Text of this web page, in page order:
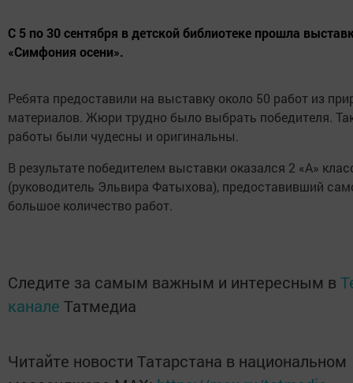
С 5 по 30 сентября в детской библиотеке прошла
«Симфония осени».
Ребята предоставили на выставку около 50 работ из
материалов. Жюри трудно было выбрать победителя.
работы были чудесны и оригинальны.
В результате победителем выставки оказался 2 «А»
(руководитель Эльвира Фатыхова), предоставивший
большое количество работ.
Следите за самым важным и интересным в
канале Татмедиа
Читайте новости Татарстана в национальном